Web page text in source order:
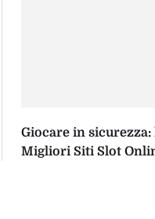
Giocare in
Migliori Siti Slot